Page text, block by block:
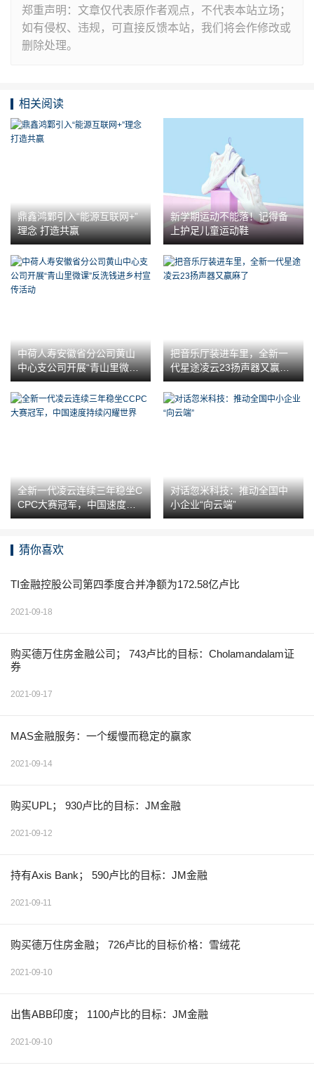
郑重声明：文章仅代表原作者观点，不代表本站立场；
如有侵权、违规，可直接反馈本站，我们将会作修改或
删除处理。
相关阅读
鼎鑫鸿鄴引入“能源互联网+”
理念 打造共赢
新学期运动不能落！记得备
上护足儿童运动鞋
中荷人寿安徽省分公司黄山
中心支公司开展“青山里微课”
反洗钱进乡村宣传活动
把音乐厅装进车里，全新一
代星途凌云23扬声器又赢麻
了
全新一代凌云连续三年稳坐C
CPC大赛冠军，中国速度持
续闪耀世界
对话忽米科技：推动全国中
小企业“向云端”
猜你喜欢
TI金融控股公司第四季度合并净额为172.58亿卢比
2021-09-18
购买德万住房金融公司； 743卢比的目标：Cholamandalam证
券
2021-09-17
MAS金融服务：一个缓慢而稳定的赢家
2021-09-14
购买UPL； 930卢比的目标：JM金融
2021-09-12
持有Axis Bank； 590卢比的目标：JM金融
2021-09-11
购买德万住房金融； 726卢比的目标价格：雪绒花
2021-09-10
出售ABB印度； 1100卢比的目标：JM金融
2021-09-10